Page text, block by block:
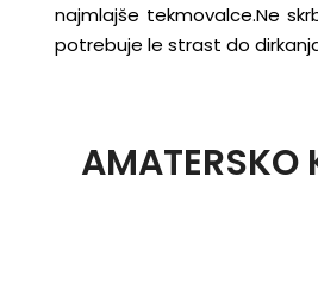
najmlajše tekmovalce.Ne
potrebuje le strast do
AMATERSKO